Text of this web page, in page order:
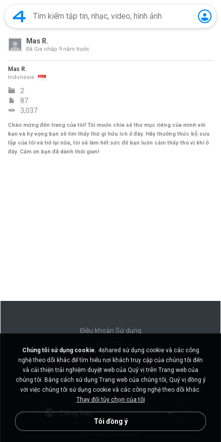
Mas R.
Đã Gia nhập 9 năm trước
Mas R.
Indonesia
2
87
3,037
Chào mừng đến trang của tôi! Tôi muốn chia sẻ thư mục riêng của mình với
bạn và hy vọng bạn sẽ tìm thấy thứ gì hữu ích ở đây. Hãy thưởng thức bộ sưu
tập của tôi và trở lại nữa, tôi sẽ làm hết sức để bạn luôn cảm thấy thú vị khi ở
đây. Cảm ơn bạn đã dành thời gian!
Điều khoản Sử dụng
Không bán thông tin cá nhân của tôi
Không chia sẻ thông tin cá nhân của tôi
Tiếng Việt
Chúng tôi sử dụng cookie. 4shared sử dụng cookie và các công
nghệ theo dõi khác để tìm hiểu nơi khách truy cập của chúng tôi đến
và cải thiện trải nghiệm duyệt web của Quý vị trên Trang web của
chúng tôi. Bằng cách sử dụng Trang web của chúng tôi, Quý vị đồng ý
với việc chúng tôi sử dụng cookie và các công nghệ theo dõi khác.
Thay đổi tùy chọn của tôi
Tôi đồng ý